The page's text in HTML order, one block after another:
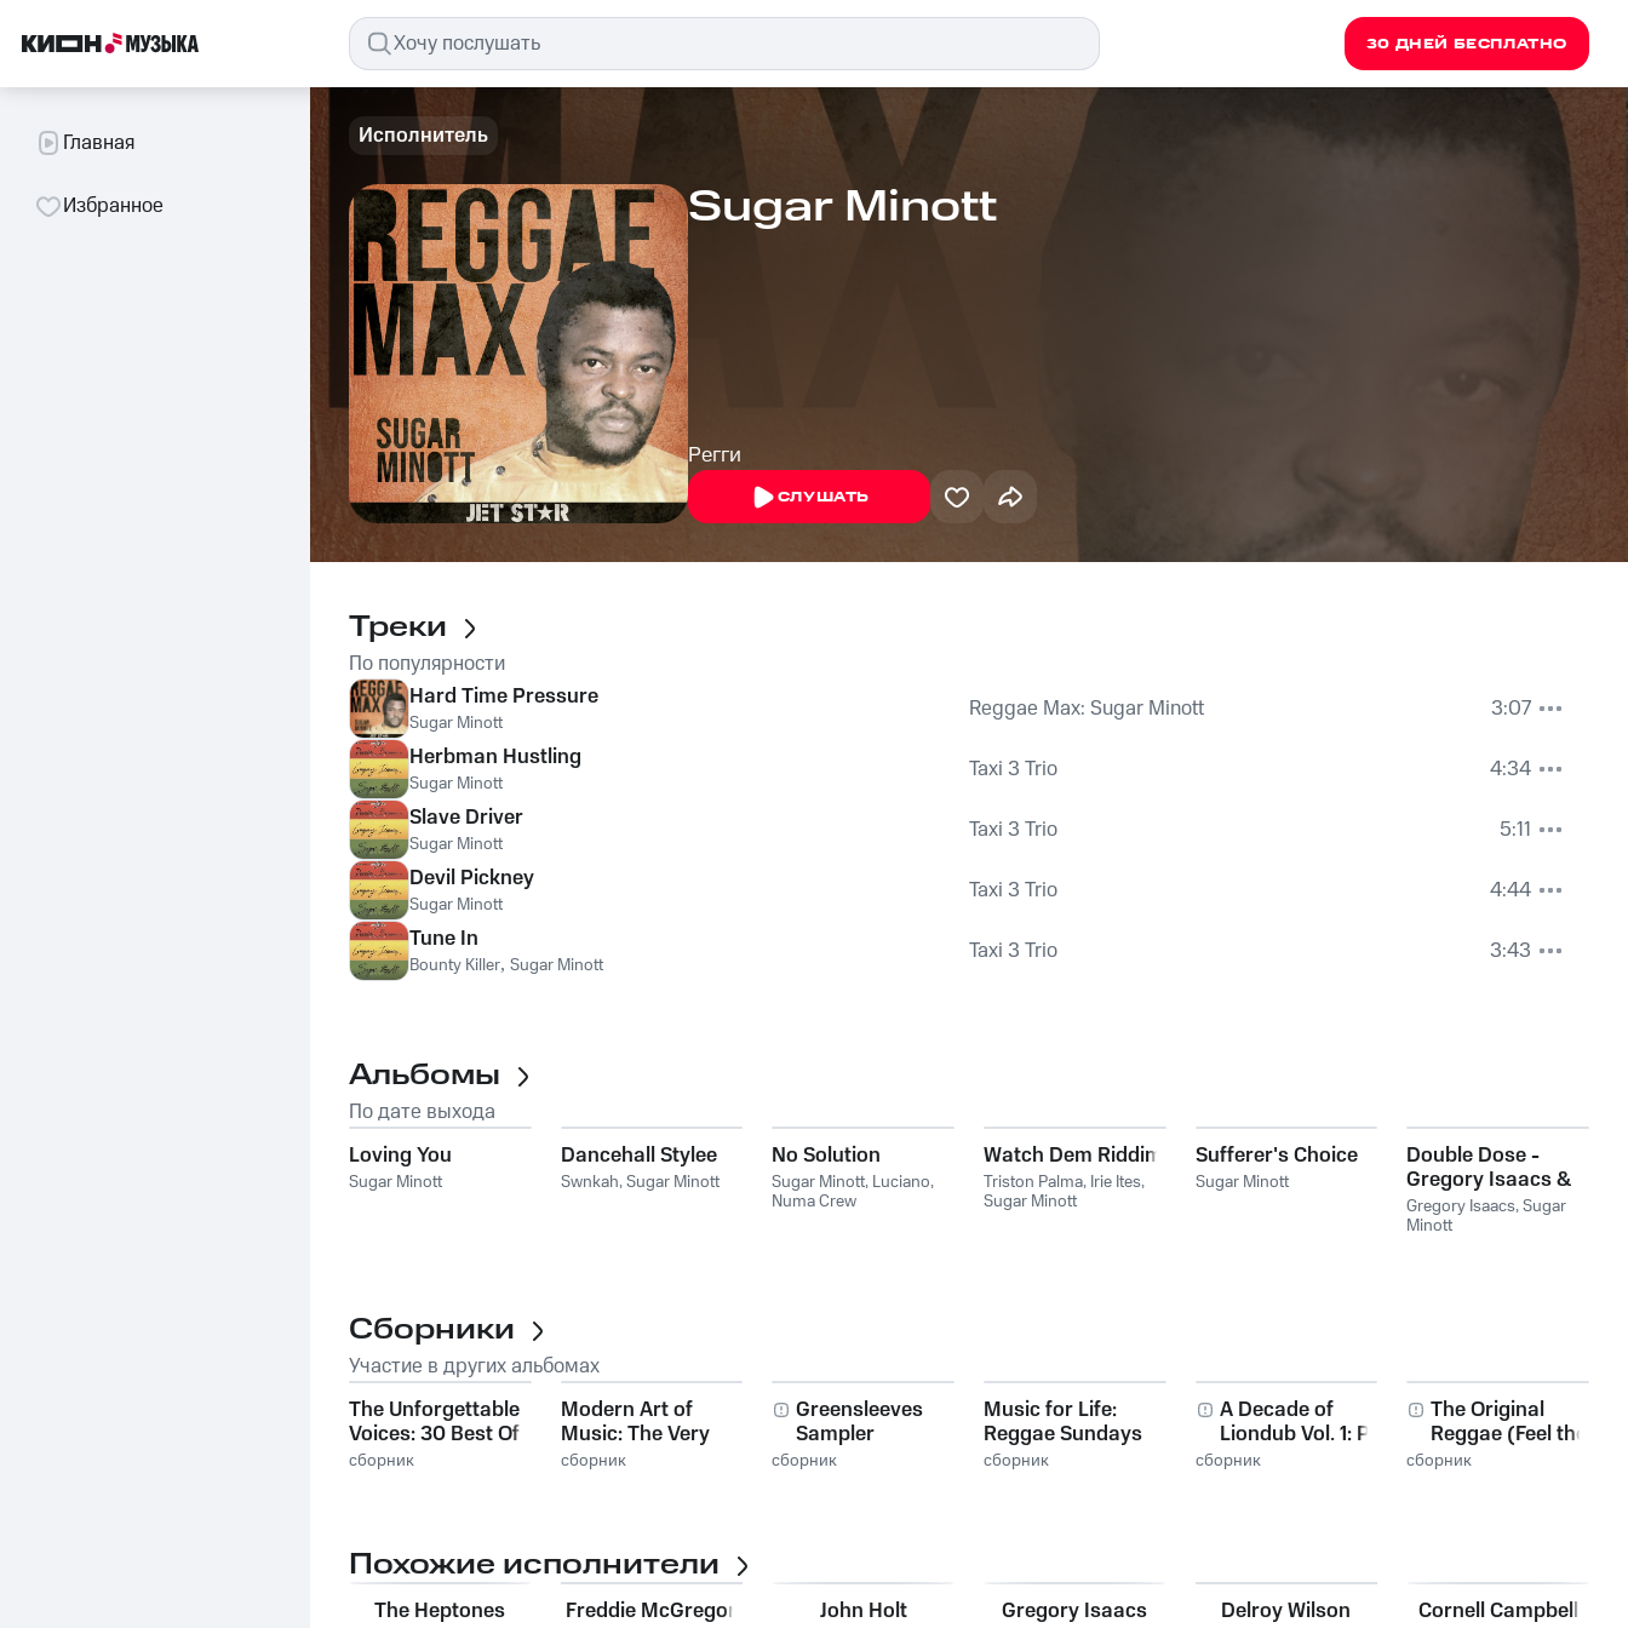
30 ДНЕЙ БЕСПЛАТНО
Главная
Избранное
Исполнитель
Sugar Minott
Регги
СЛУШАТЬ
Треки
По популярности
Hard Time Pressure
Sugar Minott Reggae Max: Sugar Minott
3:07
Herbman Hustling
Sugar Minott Taxi 3 Trio
4:34
Slave Driver
Sugar Minott Taxi 3 Trio
5:11
Devil Pickney
Sugar Minott Taxi 3 Trio
4:44
Tune In
Bounty Killer, Sugar Minott Taxi 3 Trio 3:43
Альбомы
По дате выхода
Loving You
Sugar Minott
Dancehall Stylee
Swnkah,Sugar Minott
No Solution
Sugar Minott, Luciano,
Numa Crew
Watch Dem Riddim
Triston Palma, Irie Ites,
Sugar Minott
Sufferer's Choice
Sugar Minott
Double Dose -
Gregory Isaacs &
Sugar Minott
Gregory Isaacs,Sugar
Minott
Сборники
Участие в других альбомах
The Unforgettable
Voices: 30 Best Of
Bob Marley & The
сборник
Modern Art of
Music: The Very
Best of Reggae
сборник
Greensleeves
Sampler
сборник
Music for Life:
Reggae Sundays
сборник
A Decade of
Liondub Vol. 1: Past
сборник
The Original
Reggae (Feel the
Spirit, Feel the
сборник
Похожие исполнители
The Heptones Freddie McGregor John Holt Gregory Isaacs Delroy Wilson Cornell Campbell